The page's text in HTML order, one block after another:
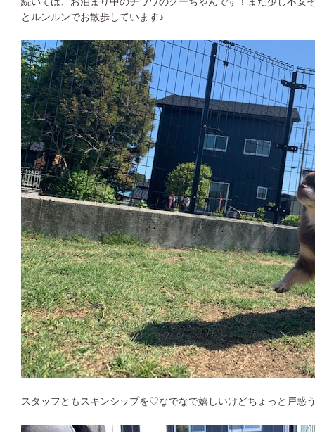
とルンルンでお散歩しています♪
スタッフともスキンシップを♡なでなで嬉しいけどちょっと戸惑